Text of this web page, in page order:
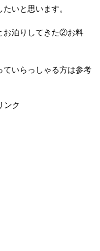
いと思います。
泊りしてきた②お料
ていらっしゃる方は参考
ンク